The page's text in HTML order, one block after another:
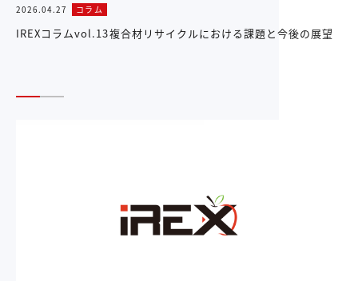
2026.04.27 コラム
IREXコラムvol.13複合材リサイクルにおける課題と今後の展望